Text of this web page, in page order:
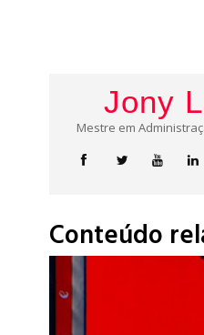
Jony
Mestre em
Conteúdo